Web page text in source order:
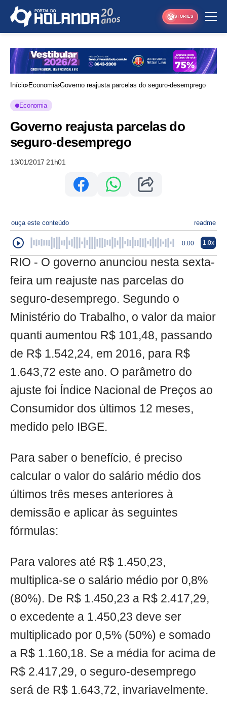
STORIES
Início Economia Governo reajusta parcelas do seguro-desemprego
Economia
Governo reajusta parcelas do
seguro-desemprego
13/01/2017 21h01
ouça este conteúdo readme
0:00 1.0x
RIO - O governo anunciou nesta sexta-
feira um reajuste nas parcelas do
seguro-desemprego. Segundo o
Ministério do Trabalho, o valor da maior
quanti aumentou R$ 101,48, passando
de R$ 1.542,24, em 2016, para R$
1.643,72 este ano. O parâmetro do
ajuste foi Índice Nacional de Preços ao
Consumidor dos últimos 12 meses,
medido pelo IBGE.
Para saber o benefício, é preciso
calcular o valor do salário médio dos
últimos três meses anteriores à
demissão e aplicar às seguintes
fórmulas:
Para valores até R$ 1.450,23,
multiplica-se o salário médio por 0,8%
(80%). De R$ 1.450,23 a R$ 2.417,29,
o excedente a 1.450,23 deve ser
multiplicado por 0,5% (50%) e somado
a R$ 1.160,18. Se a média for acima de
R$ 2.417,29, o seguro-desemprego
será de R$ 1.643,72, invariavelmente.